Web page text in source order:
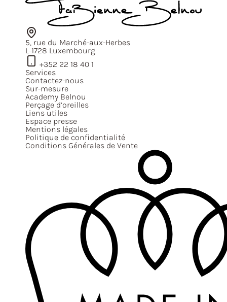
5, rue du Marché-aux-Herbes
L-1728 Luxembourg
+352 22 18 40 1
Services
Contactez-nous
Sur-mesure
Academy Belnou
Perçage d’oreilles
Liens utiles
Espace presse
Mentions légales
Politique de confidentialité
Conditions Générales de Vente